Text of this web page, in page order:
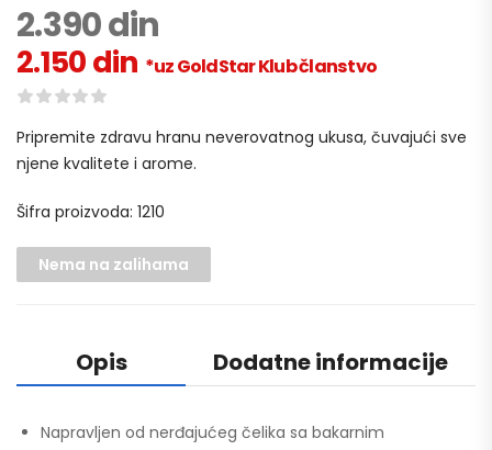
2.390din
2.150din *uz GoldStar Klub članstvo
Pripremite zdravu hranu neverovatnog ukusa, čuvajući sve
njene kvalitete i arome.
Šifra proizvoda: 1210
Nema na zalihama
Opis Dodatne informacije
Napravljen od nerđajućeg čelika sa bakarnim